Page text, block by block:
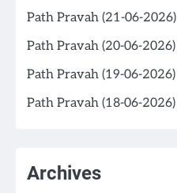
Path Pravah (21-06-2026)
Path Pravah (20-06-2026)
Path Pravah (19-06-2026)
Path Pravah (18-06-2026)
Archives